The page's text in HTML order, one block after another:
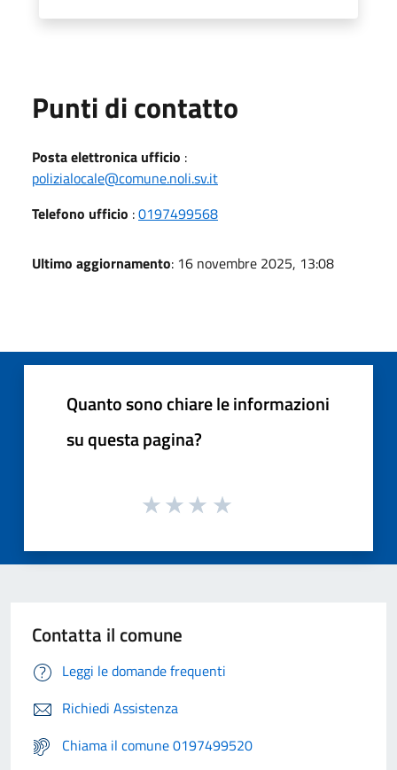
Punti di contatto
Posta elettronica ufficio :
polizialocale@comune.noli.sv.it
Telefono ufficio :0197499568
Ultimo aggiornamento: 16 novembre 2025, 13:08
Quanto sono chiare le informazioni
su questa pagina?
Contatta il comune
Leggi le domande frequenti
Richiedi Assistenza
Chiama il comune 0197499520